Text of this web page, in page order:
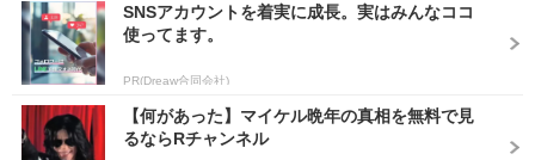
SNSアカウントを着実に成長。実はみんなココ
使ってます。
PR(Dreaw合同会社)
【何があった】マイケル晩年の真相を無料で見
るならRチャンネル